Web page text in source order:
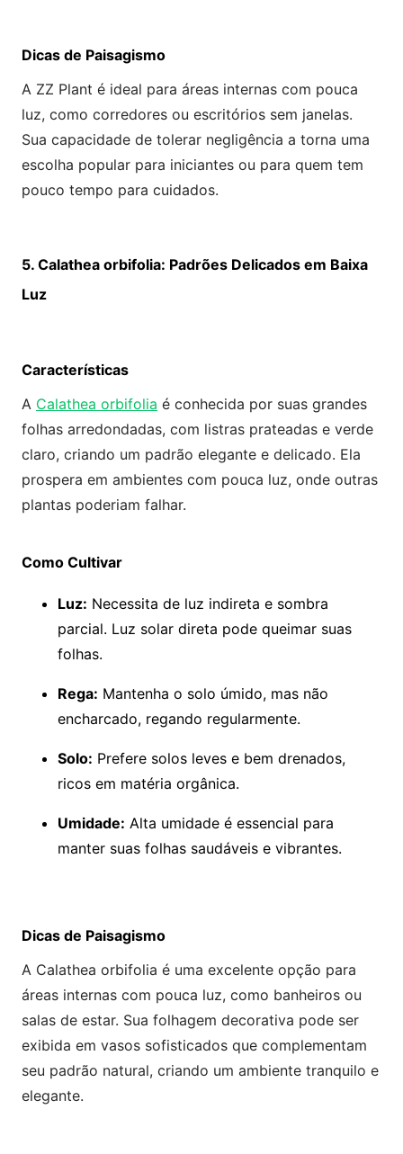
Dicas de Paisagismo
A ZZ Plant é ideal para áreas internas com pouca
luz, como corredores ou escritórios sem janelas.
Sua capacidade de tolerar negligência a torna uma
escolha popular para iniciantes ou para quem tem
pouco tempo para cuidados.
5. Calathea orbifolia: Padrões Delicados em Baixa
Luz
Características
A Calathea orbifolia é conhecida por suas grandes
folhas arredondadas, com listras prateadas e verde
claro, criando um padrão elegante e delicado. Ela
prospera em ambientes com pouca luz, onde outras
plantas poderiam falhar.
Como Cultivar
Luz: Necessita de luz indireta e sombra
parcial. Luz solar direta pode queimar suas
folhas.
Rega: Mantenha o solo úmido, mas não
encharcado, regando regularmente.
Solo: Prefere solos leves e bem drenados,
ricos em matéria orgânica.
Umidade: Alta umidade é essencial para
manter suas folhas saudáveis e vibrantes.
Dicas de Paisagismo
A Calathea orbifolia é uma excelente opção para
áreas internas com pouca luz, como banheiros ou
salas de estar. Sua folhagem decorativa pode ser
exibida em vasos sofisticados que complementam
seu padrão natural, criando um ambiente tranquilo e
elegante.